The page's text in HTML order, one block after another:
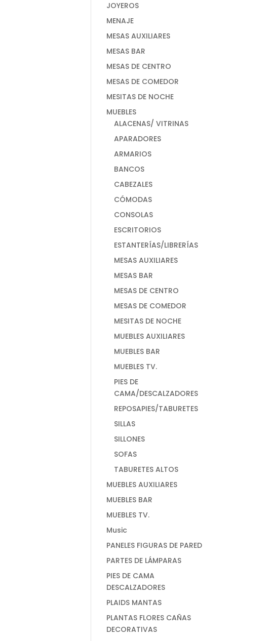
JOYEROS
MENAJE
MESAS AUXILIARES
MESAS BAR
MESAS DE CENTRO
MESAS DE COMEDOR
MESITAS DE NOCHE
MUEBLES
ALACENAS/ VITRINAS
APARADORES
ARMARIOS
BANCOS
CABEZALES
CÓMODAS
CONSOLAS
ESCRITORIOS
ESTANTERÍAS/LIBRERÍAS
MESAS AUXILIARES
MESAS BAR
MESAS DE CENTRO
MESAS DE COMEDOR
MESITAS DE NOCHE
MUEBLES AUXILIARES
MUEBLES BAR
MUEBLES TV.
PIES DE
CAMA/DESCALZADORES
REPOSAPIES/TABURETES
SILLAS
SILLONES
SOFAS
TABURETES ALTOS
MUEBLES AUXILIARES
MUEBLES BAR
MUEBLES TV.
Music
PANELES FIGURAS DE PARED
PARTES DE LÁMPARAS
PIES DE CAMA
DESCALZADORES
PLAIDS MANTAS
PLANTAS FLORES CAÑAS
DECORATIVAS